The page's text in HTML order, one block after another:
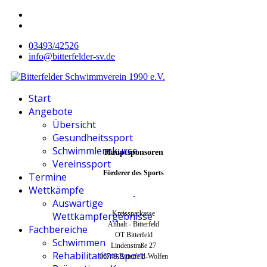
03493/42526
info@bitterfelder-sv.de
Start
Angebote
Übersicht
Gesundheitssport
Schwimmlernkurse
Vereinssport
Termine
Wettkämpfe
Auswärtige
Wettkampfergebnisse
Fachbereiche
Schwimmen
Rehabilitationssport
Hauptsponsoren
Förderer des Sports
Kreissparkasse
Anhalt - Bitterfeld
OT Bitterfeld
Lindenstraße 27
06749 Bitterfeld-Wolfen